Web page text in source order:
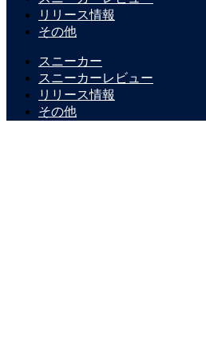
リリース情報
その他
スニーカー
スニーカーレビュー
リリース情報
その他